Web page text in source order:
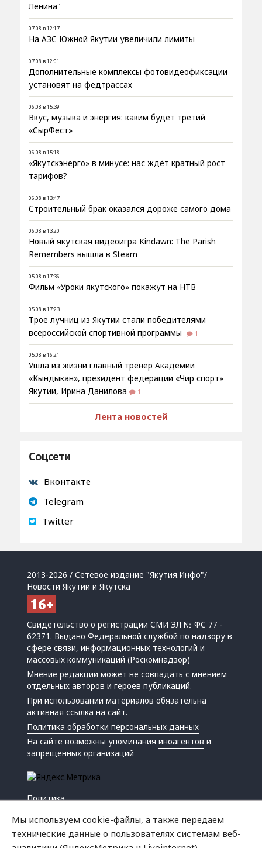
Ленина"
07.08 в 12:17
На АЗС Южной Якутии увеличили лимиты
07.08 в 12:01
Дополнительные комплексы фотовидеофиксации
установят на федтрассах
06.08 в 15:39
Вкус, музыка и энергия: каким будет третий
«СырФест»
06.08 в 15:18
«Якутскэнерго» в минусе: нас ждёт кратный рост
тарифов?
06.08 в 13:47
Строительный брак оказался дороже самого дома
06.08 в 13:20
Новый якутская видеоигра Kindawn: The Parish
Remembers вышла в Steam
05.08 в 17:36
Фильм «Уроки якутского» покажут на НТВ
05.08 в 17:23
Трое лучниц из Якутии стали победителями
всероссийской спортивной программы
1
05.08 в 16:21
Ушла из жизни главный тренер Академии
«Кындыкан», президент федерации «Чир спорт»
Якутии, Ирина Данилова
1
Лента новостей
Соцсети
Вконтакте
Telegram
Twitter
2013-2026 / Сетевое издание "Якутия.Инфо"/
Новости Якутии и Якутска
Свидетельство о регистрации СМИ ЭЛ № ФС 77 -
62371. Выдано Федеральной службой по надзору в
сфере связи, информационных технологий и
массовых коммуникаций (Роскомнадзор)
Мнение редакции может не совпадать с мнением
отдельных авторов и героев публикаций.
При использовании материалов обязательна
активная ссылка на сайт.
Политика обработки персональных данных
На сайте возможны упоминанияиноагентов и
запрещенных организаций
Политика
Мы используем cookie-файлы, а также передаем
технические данные о пользователях системам веб-